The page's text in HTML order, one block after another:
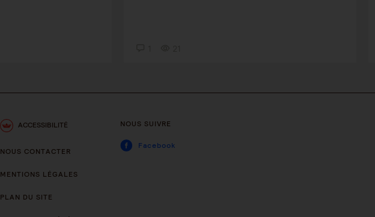
ACCESSIBILITÉ
NOUS CONTACTER
MENTIONS LÉGALES
PLAN DU SITE
NOUS SUIVRE
Facebook